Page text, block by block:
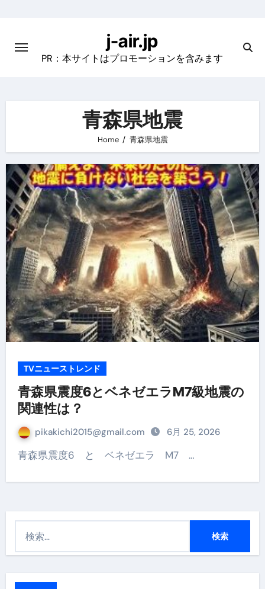
content
j-air.jp
PR：本サイトはプロモーションを含みます
青森県地震
Home 青森県地震
TVニューストレンド
青森県震度6とベネゼエラM7級地震の
関連性は？
pikakichi2015@gmail.com 6月 25, 2026
青森県震度6 と ベネゼエラ M7 …